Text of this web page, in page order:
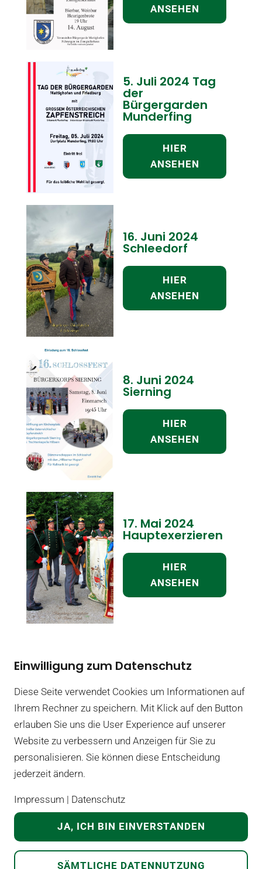
ANSEHEN
5. Juli 2024 Tag
der
Bürgergarden
Munderfing
HIER
ANSEHEN
16. Juni 2024
Schleedorf
HIER
ANSEHEN
8. Juni 2024
Sierning
HIER
ANSEHEN
17. Mai 2024
Hauptexerzieren
HIER
ANSEHEN
Februar 2024
Kegeln und
Faschingsumzug
13. Jänner 2024
Gardeball
HIER
Einwilligung zum Datenschutz
Diese Seite verwendet Cookies um Informationen auf
Ihrem Rechner zu speichern. Mit Klick auf den Button
erlauben Sie uns die User Experience auf unserer
Website zu verbessern und Anzeigen für Sie zu
personalisieren. Sie können diese Entscheidung
jederzeit ändern.
Impressum | Datenschutz
JA, ICH BIN EINVERSTANDEN
SÄMTLICHE DATENNUTZUNG